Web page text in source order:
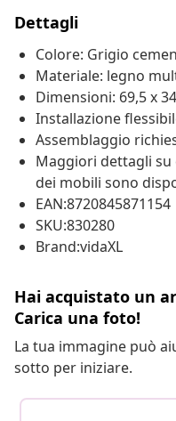
Dettagli
Colore: Grigio
Materiale: legno
Dimensioni: 69,5 x
Installazione
Assemblaggio
Maggiori dettagli su
dei mobili sono
EAN:8720845871154
SKU:830280
Brand:vidaXL
Hai acquistato un
Carica una foto!
La tua immagine può
sotto per iniziare.